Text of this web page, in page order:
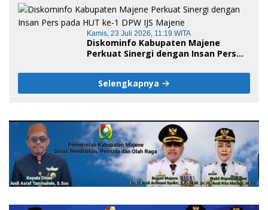
Jadi Embrio Pendirian Politeknik
Negeri Sulawesi Barat
Kamis, 23 Juli 2026, 11:19 WITA
Diskominfo Kabupaten Majene
Perkuat Sinergi dengan Insan Pers
Selengkapnya